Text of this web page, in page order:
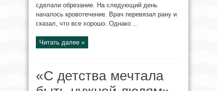
сделали обрезание. На следующий день
началось кровотечение. Врач перевязал рану и
сказал, что все хорошо. Однако ...
Читать далее »
«С детства мечтала